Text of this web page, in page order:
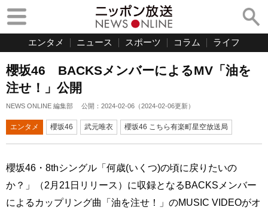
エンタメ ニュース スポーツ コラム ライフ
櫻坂46 BACKSメンバーによるMV「油を
注せ！」公開
NEWS ONLINE 編集部 公開： 2024-02-06 （2024-02-06更新）
エンタメ 櫻坂46 武元唯衣 櫻坂46 こちら有楽町星空放送局
櫻坂46・8thシングル「何歳(いくつ)の頃に戻りたいの
か？」（2月21日リリース）に収録となるBACKSメンバー
によるカップリング曲「油を注せ！」のMUSIC VIDEOがオ